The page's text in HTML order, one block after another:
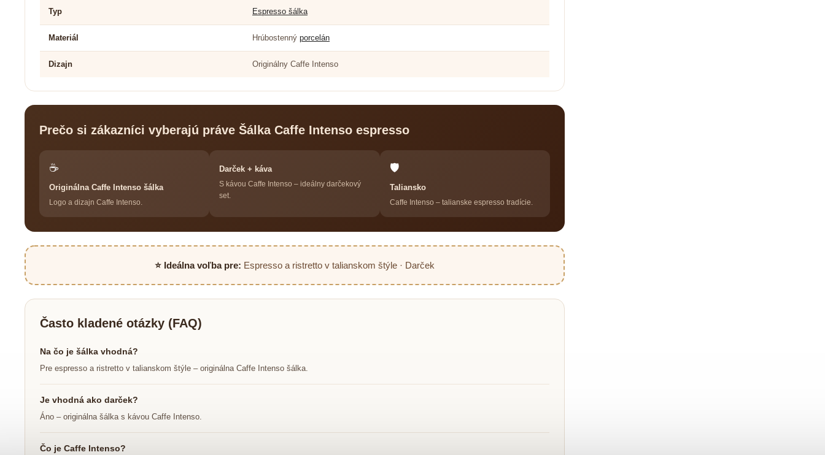
Typ Espresso šálka
Materiál Hrúbostenný porcelán
Dizajn Originálny Caffe Intenso
Prečo si zákazníci vyberajú práve Šálka Caffe Intenso espresso
☕
Originálna Caffe Intenso šálka
Logo a dizajn Caffe Intenso.
Darček + káva
S kávou Caffe Intenso – ideálny darčekový
set.
🛡
Taliansko
Caffe Intenso – talianske espresso tradície.
⭐ Ideálna voľba pre: Espresso a ristretto v talianskom štýle · Darček
Často kladené otázky (FAQ)
Na čo je šálka vhodná?
Pre espresso a ristretto v talianskom štýle – originálna Caffe Intenso šálka.
Je vhodná ako darček?
Áno – originálna šálka s kávou Caffe Intenso.
Čo je Caffe Intenso?